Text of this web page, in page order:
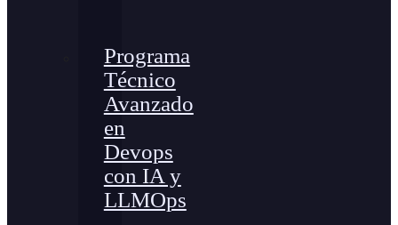
Programa
Técnico
Avanzado
en
Devops
con IA y
LLMOps